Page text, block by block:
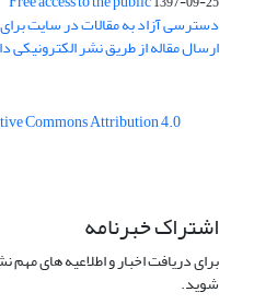
دسترسی آزاد به مقالات در سایت
ارسال مقاله از طریق نشر الکترونیکی
Commons Attribution 4.0
اشتراک خبرنامه
برای دریافت اخبار و اطلاعیه های
شوید.